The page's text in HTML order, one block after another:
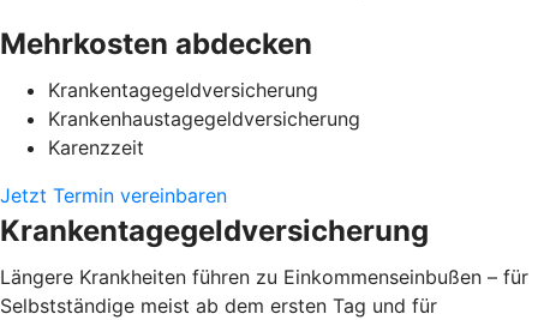
Mehrkosten abdecken
Krankentagegeldversicherung
Krankenhaustagegeldversicherung
Karenzzeit
Jetzt Termin vereinbaren
Krankentagegeldversicherung
Längere Krankheiten führen zu Einkommenseinbußen – für
Selbstständige meist ab dem ersten Tag und für